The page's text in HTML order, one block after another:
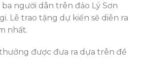
người dân trên đảo Lý Sơn
Lễ trao tặng dự kiến sẽ diễn ra
nhất.
được đưa ra dựa trên đề